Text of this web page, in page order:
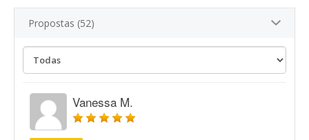
Propostas (52)
Vanessa M.